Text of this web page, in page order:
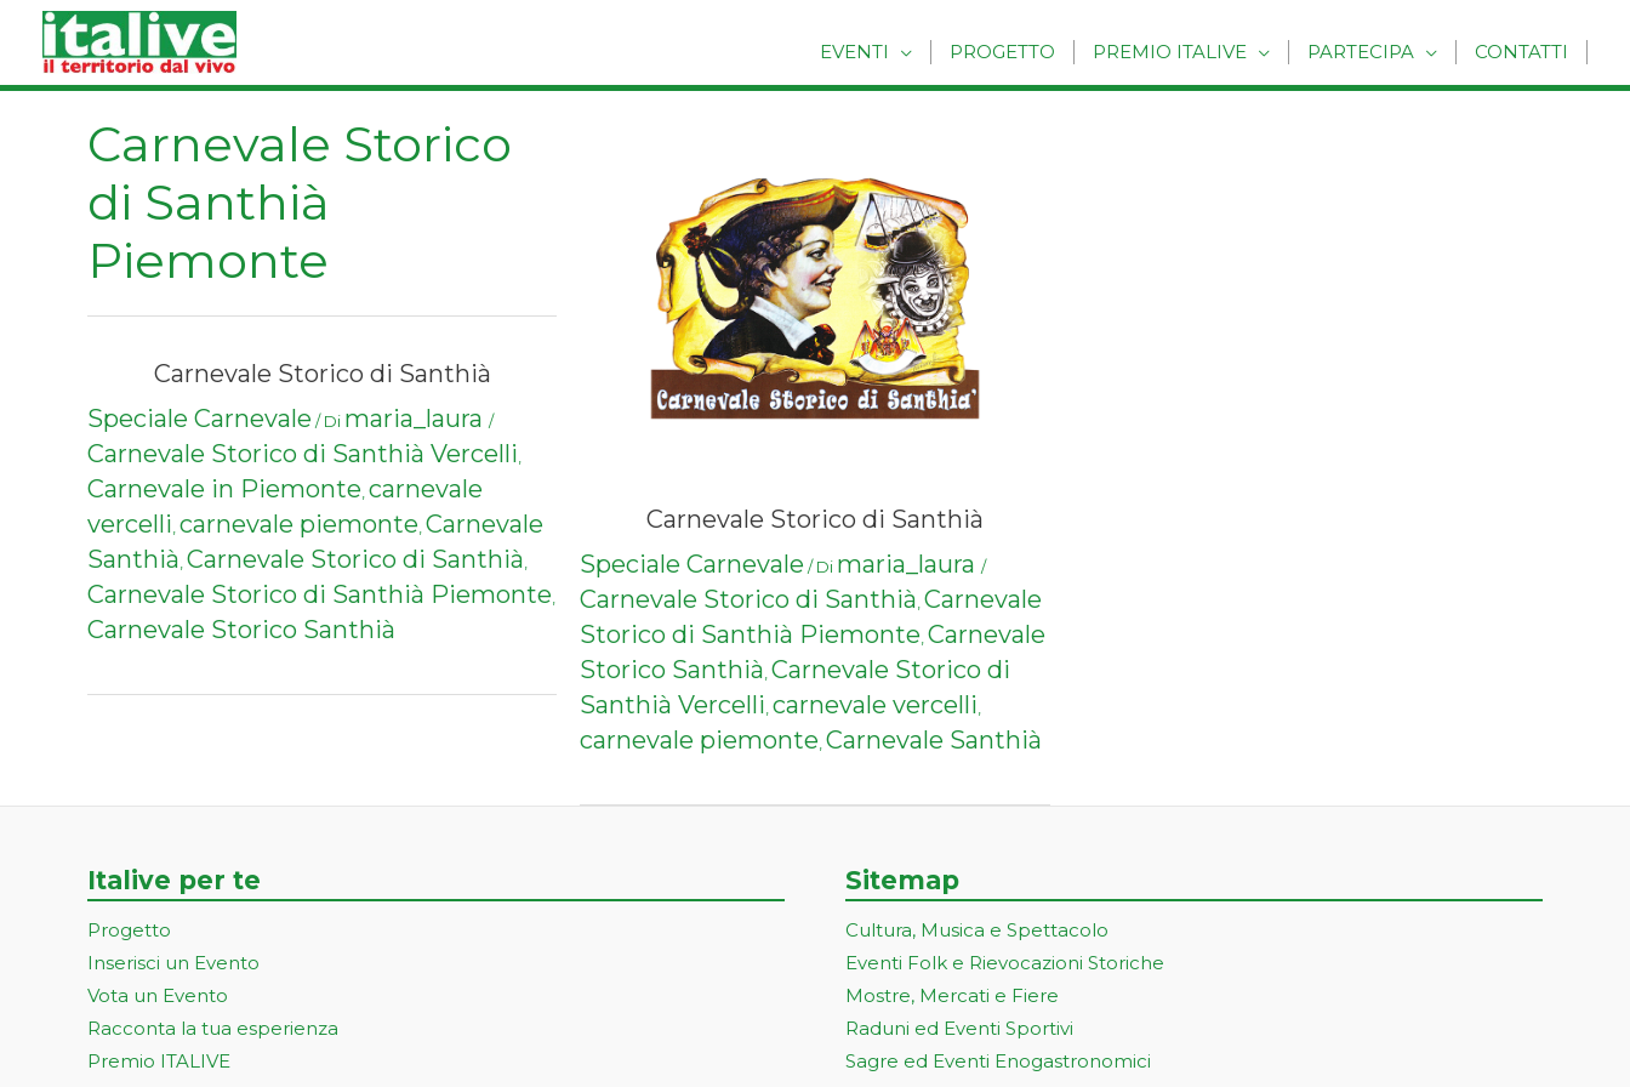
contenuto
EVENTI PROGETTO PREMIO ITALIVE PARTECIPA CONTATTI
Carnevale Storico
di Santhià
Piemonte
Carnevale Storico di Santhià
Speciale Carnevale / Di maria_laura /
Carnevale Storico di Santhià Vercelli
Carnevale in Piemonte carnevale
vercelli carnevale piemonte Carnevale
Santhià Carnevale Storico di Santhià
Carnevale Storico di Santhià Piemonte
Carnevale Storico Santhià
Carnevale Storico di Santhià
Speciale Carnevale / Di maria_laura /
Carnevale Storico di Santhià,Carnevale
Storico di Santhià Piemonte,Carnevale
Storico Santhià,Carnevale Storico di
Santhià Vercelli,carnevale vercelli,
carnevale piemonte,Carnevale Santhià
Italive per te
Progetto
Inserisci un Evento
Vota un Evento
Racconta la tua esperienza
Premio ITALIVE
Sitemap
Cultura, Musica e Spettacolo
Eventi Folk e Rievocazioni Storiche
Mostre, Mercati e Fiere
Raduni ed Eventi Sportivi
Sagre ed Eventi Enogastronomici